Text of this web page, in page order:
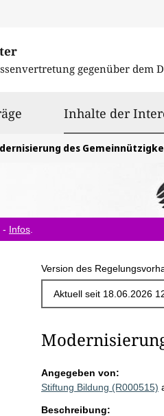
gegenüber dem
Inhalte der
des
- Infos
Version des
Angegeben von:
Stiftung Bildung (R000515)
Beschreibung: